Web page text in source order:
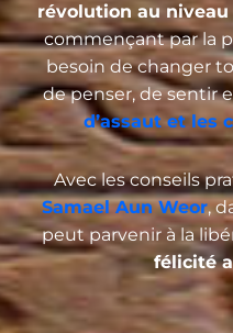
révolution au
commençant par la
besoin de changer
de penser, de sentir
d’assaut et les
Avec les conseils
Samael Aun Weor,
peut parvenir à la
félicité